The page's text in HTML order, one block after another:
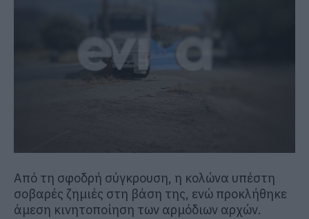
Από τη σφοδρή σύγκρουση, η κολώνα υπέστη
σοβαρές ζημιές στη βάση της, ενώ προκλήθηκε
άμεση κινητοποίηση των αρμόδιων αρχών.